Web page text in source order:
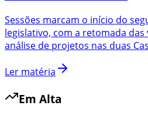
Sessões marcam o início do
legislativo, com a retomada das
análise de projetos nas duas
Ler matéria
Em Alta